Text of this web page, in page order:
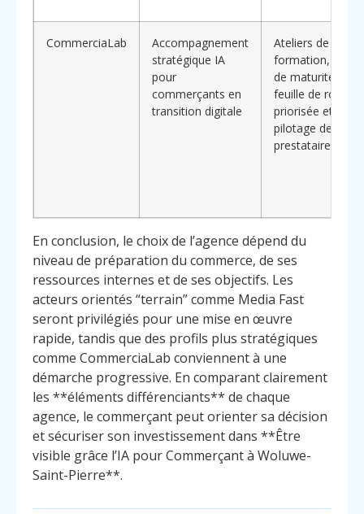
CommerciaLab
Accompagnement
stratégique IA
pour
commerçants en
transition digitale
Ateliers de
formation, audit
de maturité IA,
feuille de route
priorisée et
pilotage des
prestataires
En conclusion, le choix de l’agence dépend du
niveau de préparation du commerce, de ses
ressources internes et de ses objectifs. Les
acteurs orientés “terrain” comme Media Fast
seront privilégiés pour une mise en œuvre
rapide, tandis que des profils plus stratégiques
comme CommerciaLab conviennent à une
démarche progressive. En comparant clairement
les **éléments différenciants** de chaque
agence, le commerçant peut orienter sa décision
et sécuriser son investissement dans **Être
visible grâce l’IA pour Commerçant à Woluwe-
Saint-Pierre**.